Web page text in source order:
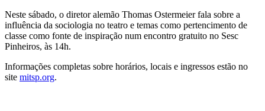
Neste sábado, o diretor alemão Thomas Ostermeier fala sobre a
influência da sociologia no teatro e temas como pertencimento de
classe como fonte de inspiração num encontro gratuito no Sesc
Pinheiros, às 14h.
Informações completas sobre horários, locais e ingressos estão no
site mitsp.org.